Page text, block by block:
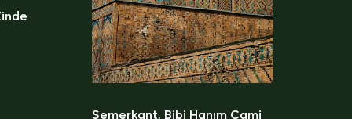
Semerkant, Bibi Hanım Cami